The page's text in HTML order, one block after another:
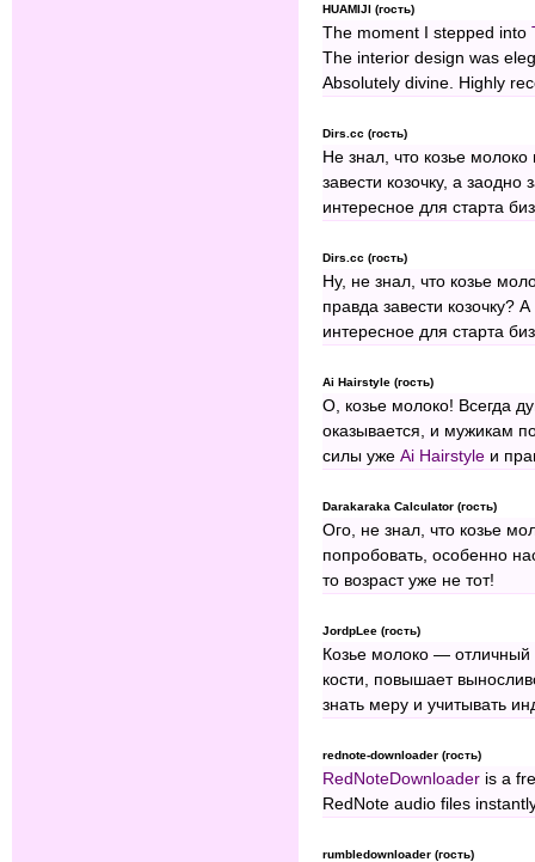
HUAMIJI (гость)
The moment I stepped into
The interior design was
Absolutely divine. Highly
Dirs.cc (гость)
Не знал, что козье
завести козочку, а заодно
интересное для старта
Dirs.cc (гость)
Ну, не знал, что козье
правда завести козочку?
интересное для старта
Ai Hairstyle (гость)
О, козье молоко! Всегда
оказывается, и мужикам
силы уже Ai Hairstyle и
Darakaraka Calculator (гость)
Ого, не знал, что козье
попробовать, особенно
то возраст уже не тот!
JordpLee (гость)
Козье молоко — отличный
кости, повышает
знать меру и учитывать
rednote-downloader (гость)
RedNoteDownloader is a
RedNote audio files
rumbledownloader (гость)